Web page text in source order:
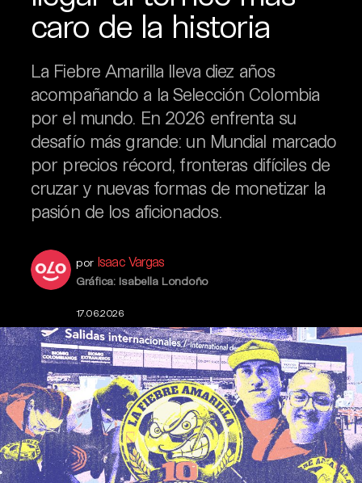
caro de la historia
La Fiebre Amarilla lleva diez años
acompañando a la Selección Colombia
por el mundo. En 2026 enfrenta su
desafío más grande: un Mundial marcado
por precios récord, fronteras difíciles de
cruzar y nuevas formas de monetizar la
pasión de los aficionados.
por Isaac Vargas
Gráfica: Isabella Londoño
17.06.2026